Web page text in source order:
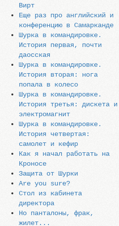
Вирт
Еще раз про английский и
конференцию в Самарканде
Шурка в командировке.
История первая, почти
даосская
Шурка в командировке.
История вторая: нога
попала в колесо
Шурка в командировке.
История третья: дискета и
электромагнит
Шурка в командировке.
История четвертая:
самолет и кефир
Как я начал работать на
Кроносе
Защита от Шурки
Are you sure?
Стол из кабинета
директора
Но панталоны, фрак,
жилет...